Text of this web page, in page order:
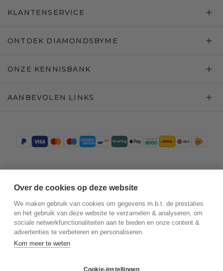
KLANTENSERVICE
ONTDEK DIAMONDSBYME
ONZE KENNISBANK
AANBEVOLEN LINKS
Over de cookies op deze website
We maken gebruik van cookies om gegevens m.b.t. de prestaties
en het gebruik van deze website te verzamelen & analyseren, om
sociale netwerkfunctionaliteiten aan te bieden en onze content &
advertenties te verbeteren en personaliseren.
Kom meer te weten
Cookie-instellingen